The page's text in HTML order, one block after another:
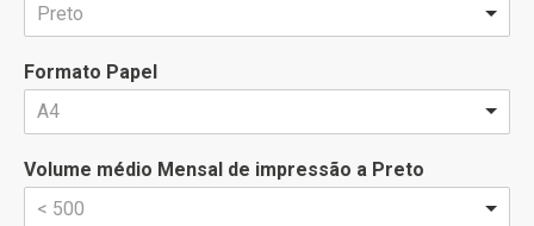
Preto
Formato Papel
A4
Volume médio Mensal de impressão a Preto
< 500